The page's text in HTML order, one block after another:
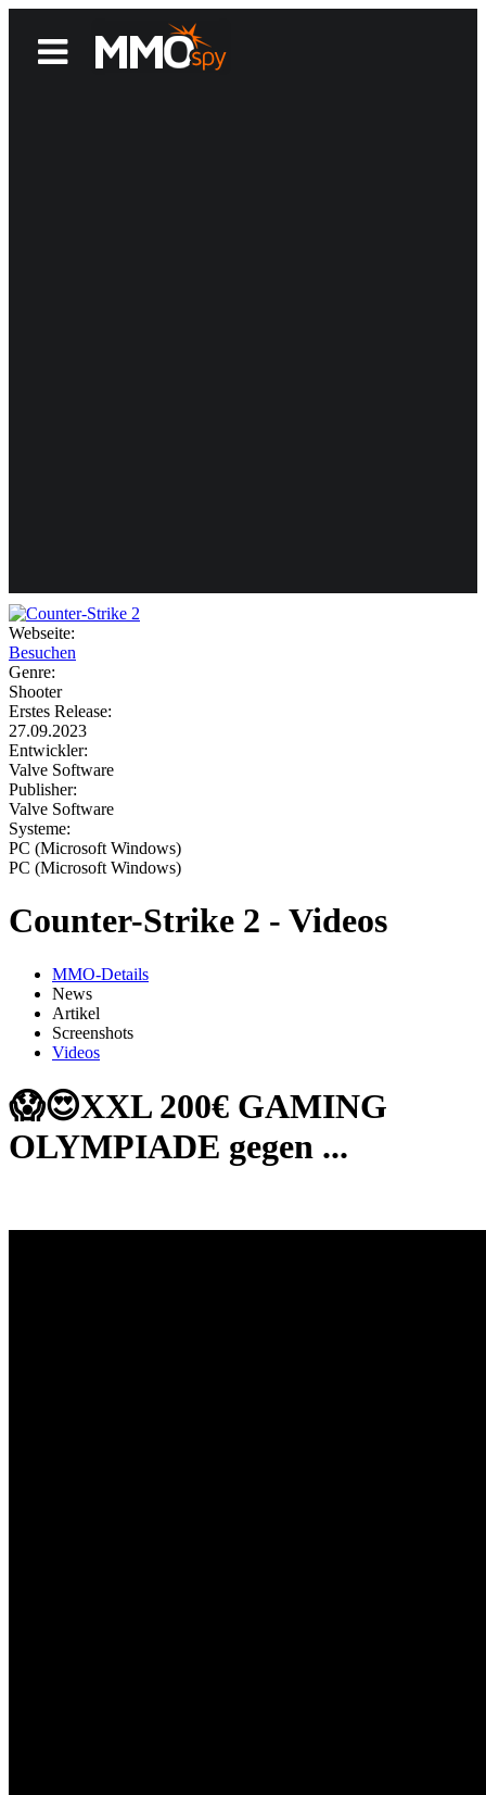
Webseite:
Besuchen
Genre:
Shooter
Erstes Release:
27.09.2023
Entwickler:
Valve Software
Publisher:
Valve Software
Systeme:
PC (Microsoft Windows)
PC (Microsoft Windows)
Counter-Strike 2 - Videos
MMO-Details
News
Artikel
Screenshots
Videos
😱😍XXL 200€ GAMING
OLYMPIADE gegen ...